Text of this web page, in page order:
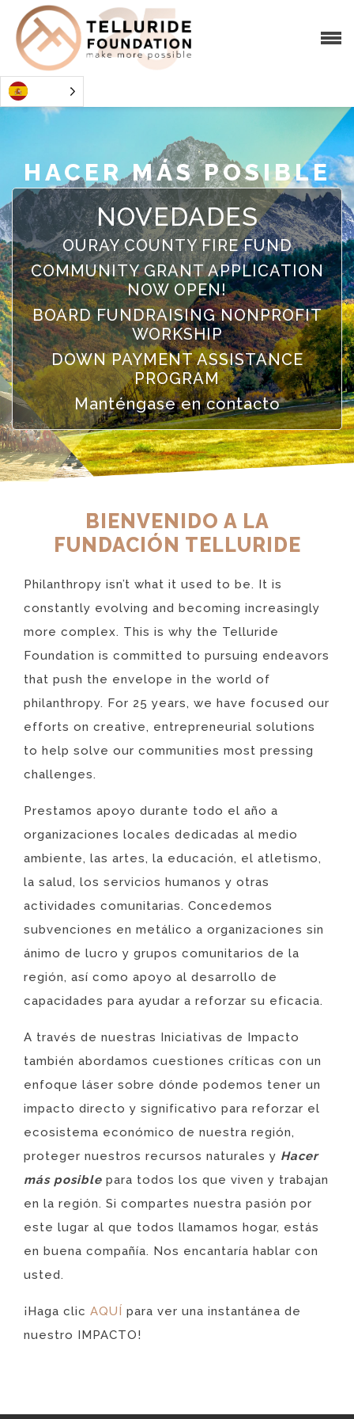
HACER MÁS POSIBLE
NOVEDADES
OURAY COUNTY FIRE FUND
COMMUNITY GRANT APPLICATION
NOW OPEN!
BOARD FUNDRAISING NONPROFIT
WORKSHIP
DOWN PAYMENT ASSISTANCE
PROGRAM
Manténgase en contacto
BIENVENIDO A LA
FUNDACIÓN TELLURIDE
Philanthropy isn’t what it used to be. It is
constantly evolving and becoming increasingly
more complex. This is why the Telluride
Foundation is committed to pursuing endeavors
that push the envelope in the world of
philanthropy. For 25 years, we have focused our
efforts on creative, entrepreneurial solutions
to help solve our communities most pressing
challenges.
Prestamos apoyo durante todo el año a
organizaciones locales dedicadas al medio
ambiente, las artes, la educación, el atletismo,
la salud, los servicios humanos y otras
actividades comunitarias. Concedemos
subvenciones en metálico a organizaciones sin
ánimo de lucro y grupos comunitarios de la
región, así como apoyo al desarrollo de
capacidades para ayudar a reforzar su eficacia.
A través de nuestras Iniciativas de Impacto
también abordamos cuestiones críticas con un
enfoque láser sobre dónde podemos tener un
impacto directo y significativo para reforzar el
ecosistema económico de nuestra región,
proteger nuestros recursos naturales y Hacer
más posible para todos los que viven y trabajan
en la región. Si compartes nuestra pasión por
este lugar al que todos llamamos hogar, estás
en buena compañía. Nos encantaría hablar con
usted.
¡Haga clic AQUÍ para ver una instantánea de
nuestro IMPACTO!